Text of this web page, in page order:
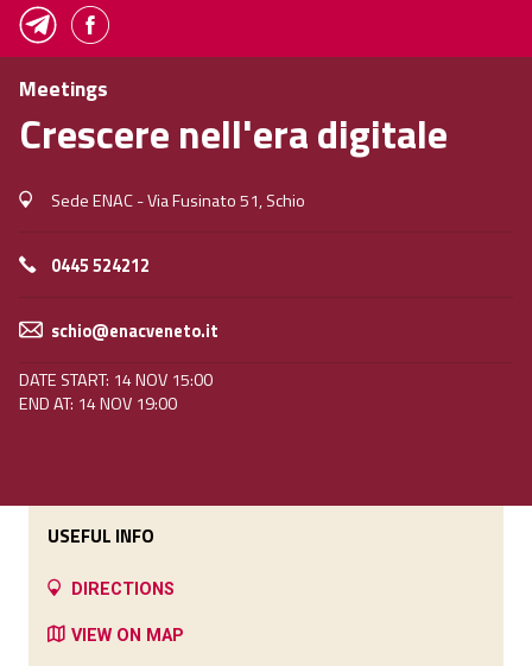
Meetings
Crescere nell'era digitale
Sede ENAC - Via Fusinato 51, Schio
0445 524212
schio@enacveneto.it
DATE START: 14 NOV 15:00
END AT: 14 NOV 19:00
USEFUL INFO
DIRECTIONS
VIEW ON MAP